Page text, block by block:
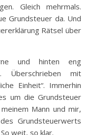
Gleich mehrmals.
Grundsteuer da. Und
Rätsel über
und hinten eng
Überschrieben mit
Einheit“. Immerhin
um die Grundsteuer
Mann und mir,
Grundsteuerwerts
weit, so klar.